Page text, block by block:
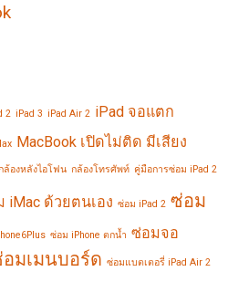
2 iPad 3 iPad Air 2 iPad จอแตก
MacBook เปิดไม่ติด มีเสียง
ล้องหลังไอโฟน กล้องโทรศัพท์ คู่มือการซ่อม iPad 2
iMac ด้วยตนเอง ซ่อม iPad 2 ซ่อม
ซ่อม iPhone ตกน้ำ ซ่อมจอ
มเมนบอร์ด ซ่อมแบตเตอรี่ iPad Air 2